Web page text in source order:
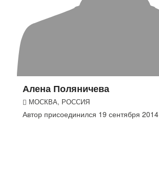
Алена Поляничева
МОСКВА, РОССИЯ
Автор присоединился 19 сентября 2014